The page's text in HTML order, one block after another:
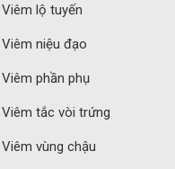
Viêm lộ tuyến
Viêm niệu đạo
Viêm phần phụ
Viêm tắc vòi trứng
Viêm vùng chậu